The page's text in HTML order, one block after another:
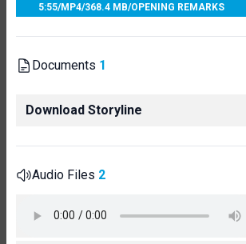
5:55/MP4/368.4 MB/OPENING REMARKS
Documents 1
Download Storyline
Audio Files 2